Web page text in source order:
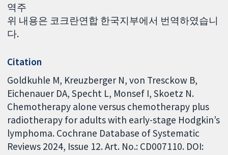
역주
위 내용은 코크란연합 한국지부에서 번역하였습니
다.
Citation
Goldkuhle M, Kreuzberger N, von Tresckow B,
Eichenauer DA, Specht L, Monsef I, Skoetz N.
Chemotherapy alone versus chemotherapy plus
radiotherapy for adults with early-stage Hodgkin’s
lymphoma. Cochrane Database of Systematic
Reviews 2024, Issue 12. Art. No.: CD007110. DOI: